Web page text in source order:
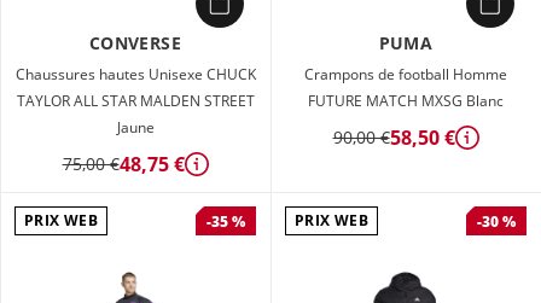
CONVERSE
Chaussures hautes Unisexe CHUCK
TAYLOR ALL STAR MALDEN STREET
Jaune
75,00 €48,75 € Détails
PUMA
Crampons de football Homme
FUTURE MATCH MXSG Blanc
90,00 €58,50 € Détails
PRIX WEB -35 % PRIX WEB -30 %